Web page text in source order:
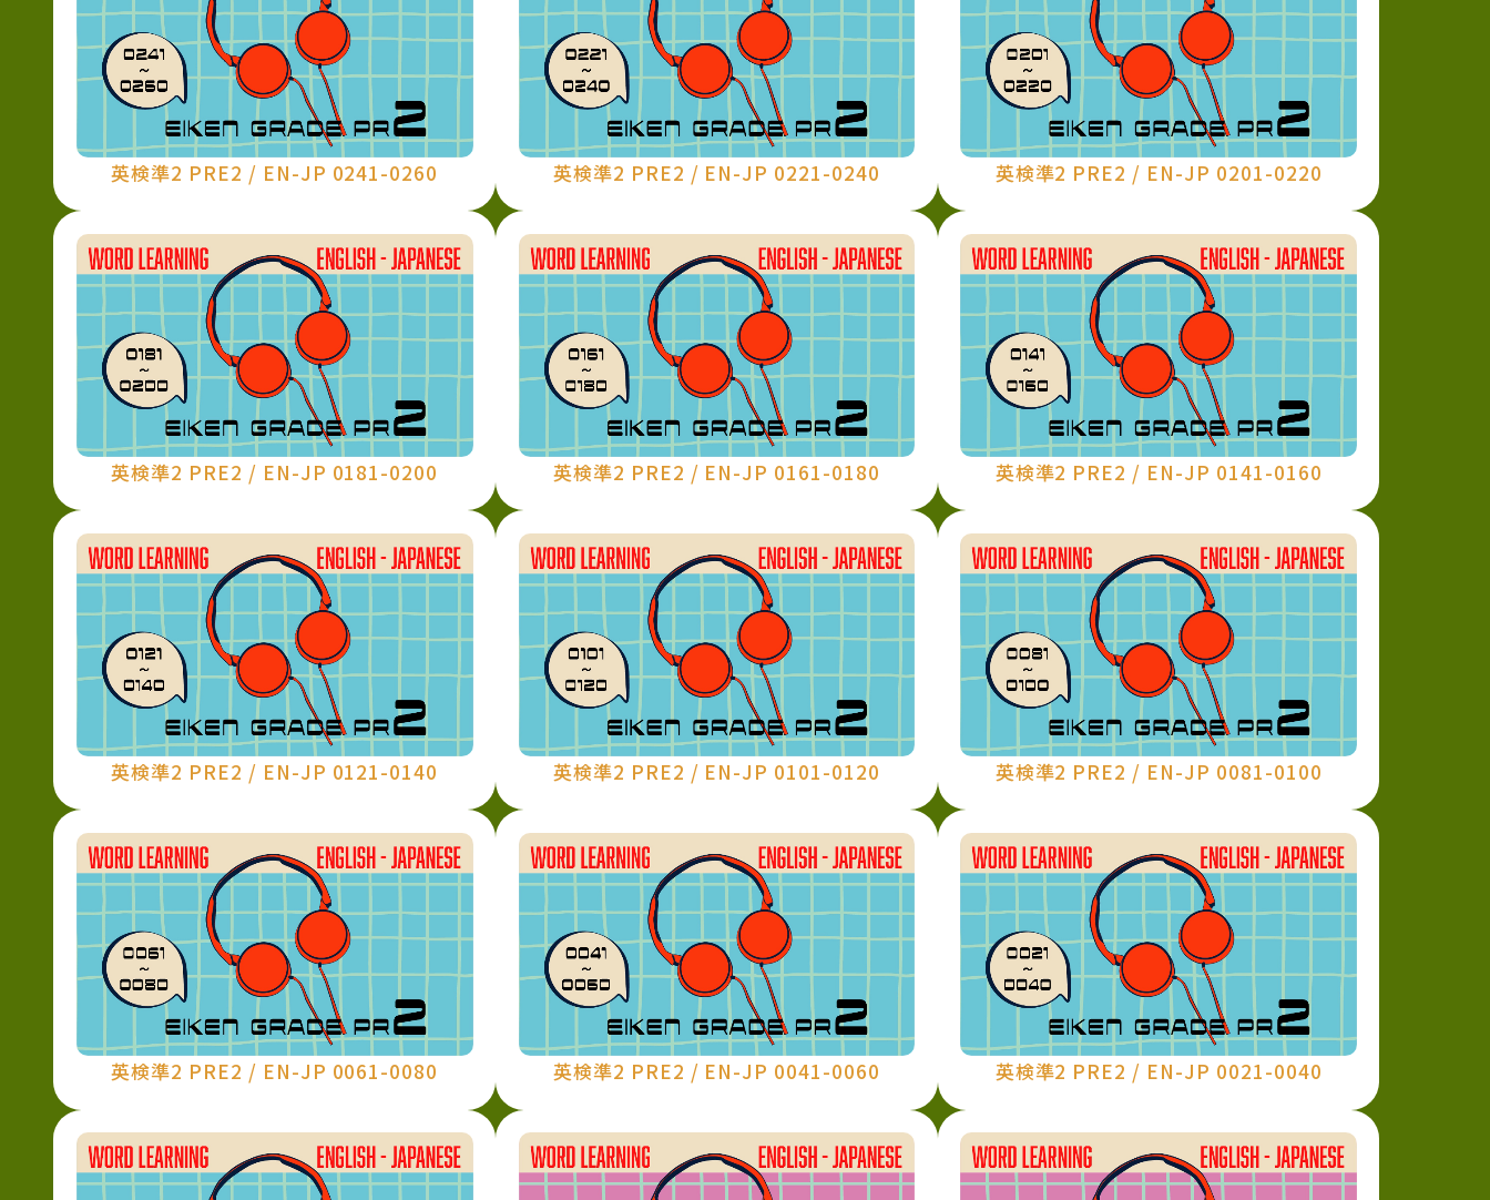
英検準2 PRE2 / EN-JP 0241-0260 英検準2 PRE2 / EN-JP 0221-0240 英検準2 PRE2 / EN-JP 0201-0220
英検準2 PRE2 / EN-JP 0181-0200 英検準2 PRE2 / EN-JP 0161-0180 英検準2 PRE2 / EN-JP 0141-0160
英検準2 PRE2 / EN-JP 0121-0140 英検準2 PRE2 / EN-JP 0101-0120 英検準2 PRE2 / EN-JP 0081-0100
英検準2 PRE2 / EN-JP 0061-0080 英検準2 PRE2 / EN-JP 0041-0060 英検準2 PRE2 / EN-JP 0021-0040